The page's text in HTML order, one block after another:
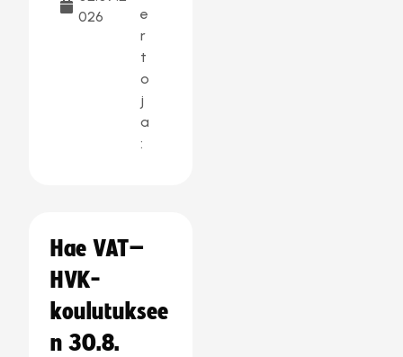
026
e
r
t
o
j
a
:
Hae VAT–
HVK-
koulutuksee
n 30.8.